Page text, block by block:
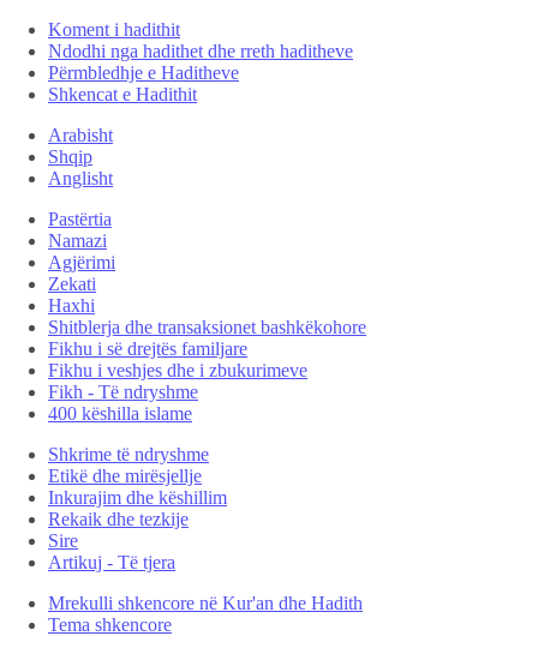
Koment i hadithit
Ndodhi nga hadithet dhe rreth haditheve
Përmbledhje e Haditheve
Shkencat e Hadithit
Arabisht
Shqip
Anglisht
Pastërtia
Namazi
Agjërimi
Zekati
Haxhi
Shitblerja dhe transaksionet bashkëkohore
Fikhu i së drejtës familjare
Fikhu i veshjes dhe i zbukurimeve
Fikh - Të ndryshme
400 këshilla islame
Shkrime të ndryshme
Etikë dhe mirësjellje
Inkurajim dhe këshillim
Rekaik dhe tezkije
Sire
Artikuj - Të tjera
Mrekulli shkencore në Kur'an dhe Hadith
Tema shkencore